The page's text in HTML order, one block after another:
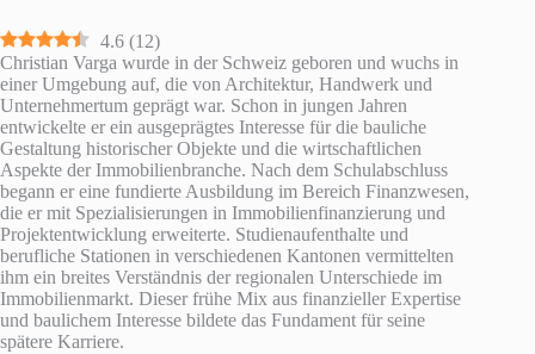
4.6 (12)
Christian Varga wurde in der Schweiz geboren und wuchs in
einer Umgebung auf, die von Architektur, Handwerk und
Unternehmertum geprägt war. Schon in jungen Jahren
entwickelte er ein ausgeprägtes Interesse für die bauliche
Gestaltung historischer Objekte und die wirtschaftlichen
Aspekte der Immobilienbranche. Nach dem Schulabschluss
begann er eine fundierte Ausbildung im Bereich Finanzwesen,
die er mit Spezialisierungen in Immobilienfinanzierung und
Projektentwicklung erweiterte. Studienaufenthalte und
berufliche Stationen in verschiedenen Kantonen vermittelten
ihm ein breites Verständnis der regionalen Unterschiede im
Immobilienmarkt. Dieser frühe Mix aus finanzieller Expertise
und baulichem Interesse bildete das Fundament für seine
spätere Karriere.